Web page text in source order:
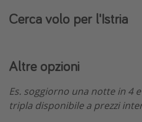
Cerca volo per l'Istria
Altre opzioni
Es. soggiorno una notte in 4 e
tripla disponibile a prezzi